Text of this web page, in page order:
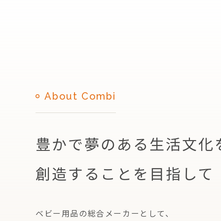
About Combi
豊かで夢のある生活文化
創造することを目指して
ベビー用品の総合メーカーとして、